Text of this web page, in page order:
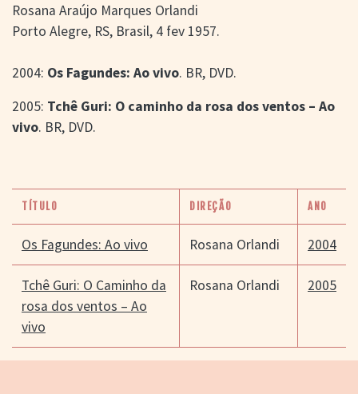
> LISTA DE FILMES
> FILMOGRAFIAS DE
> BIBLIOGRAFIAS
CONTATO E
LOCALIZAÇÃO
Rosana Araújo Marques Orlandi
Porto Alegre, RS, Brasil, 4 fev 1957.
2004: Os Fagundes: Ao vivo. BR, DVD.
2005: Tchê Guri: O caminho da rosa dos ventos – Ao
vivo. BR, DVD.
TÍTULO DIREÇÃO ANO
Os Fagundes: Ao vivo Rosana Orlandi 2004
Tchê Guri: O Caminho da
rosa dos ventos – Ao
vivo
Rosana Orlandi 2005